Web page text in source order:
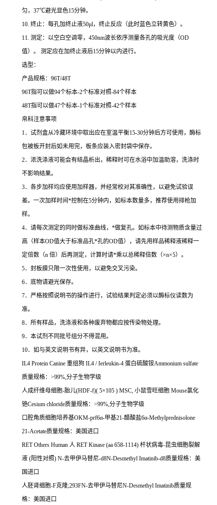
匀， 37℃避光显色15分钟。
10. 终止：每孔加终止液50μl，终止反应（此时蓝色立转黄色）。
11. 测定：以空白空调零， 450nm波长依序测量各孔的吸光度（OD
值）。
测定应在加终止液后15分钟以内进行。
选型：
产品规格： 96T/48T
96T指可以做94个标本-2个标准对照-84个样本
48T指可以做47个标本-1个标准对照-42个样本
帛科注意事项
1．试剂盒从冷藏环境中取出应在室温平衡15-30分钟后方可使用，酶标
包被板开封后如未用完，板条应装入密封袋中保存。
2．浓洗涤液可能会有结晶析出，稀释时可在水浴中加温助溶，洗涤时
不影响结果。
3．各步加样均应使用加样器，并经常校对其准确性，以避免试验误
差。一次加样时间 *控制在5分钟内，如标本数量多，推荐使用排枪加
样。
4．请每次测定的同时做标准曲线， *做复孔。如标本中待测物质含量过
高（样本OD值大于标准品孔*孔的OD值），请先用样品稀释液稀释一
定倍数（n 倍）后再测定，计算时请*乘以总稀释倍数（×n×5）。
5．封板膜只限一次性使用，以避免交叉污染。
6．底物请避光保存。
7．严格按照说明书的操作进行，试验结果判定必须以酶标仪读数为
准。
8．所有样品，洗涤液和各种废弃物都应按传染物处理。
9．本试剂不同批号组分不得混用。
10．如与英文说明书有异，以英文说明书为准。
IL4 Protein Canine 重组狗 IL4 / Ierleukin-4 蛋白硫酸铵Ammonium sulfate
质量规格： >99%,分子生物学级
人成纤维母细胞-胎儿(HDF-f)( 5×105 ) MSC, 小鼠雪旺细胞 Mouse氯化
铯Cesium chloride质量规格： >99%,分子生物学级
口腔角质细胞培养基OKM-prf6α-甲基21-醋酸盐6α-Methylprednisolone
21-Acetate质量规格：美国进口
RET Others Human 人 RET Kinase (aa 658-1114) 杆状病毒-昆虫细胞裂解
液 (阳性对照) N-去甲伊马替尼-d8N-Desmethyl Imatinib-d8质量规格：美
国进口
人胚肾细胞-F克隆;293FN-去甲伊马替尼N-Desmethyl Imatinib质量规
格：美国进口